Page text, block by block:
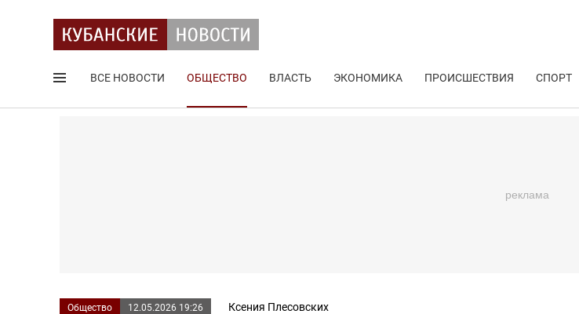
ВСЕ НОВОСТИ ОБЩЕСТВО ВЛАСТЬ ЭКОНОМИКА ПРОИСШЕСТВИЯ СПОРТ
Общество 12.05.2026 19:26 Ксения Плесовских